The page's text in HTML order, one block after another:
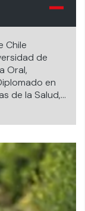
Chile
de
Oral,
en
de la Salud,